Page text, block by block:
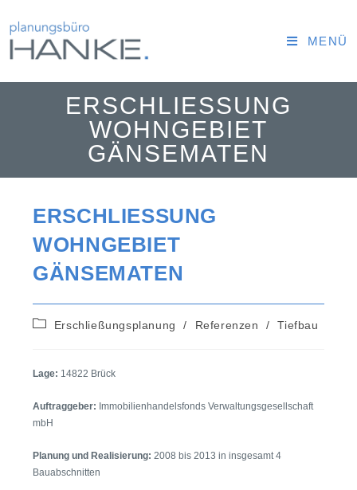
MENÜ
ERSCHLIESSUNG W
OHNGEBIET G
ÄNSEMATEN
ERSCHLIESSUNG W
OHNGEBIET G
ÄNSEMATEN
Erschließungsplanung / Referenzen / Tiefbau
Lage: 14822 Brück
Auftraggeber: Immobilienhandelsfonds Verwaltungsgesellschaft
mbH
Planung und Realisierung: 2008 bis 2013 in insgesamt 4
Bauabschnitten